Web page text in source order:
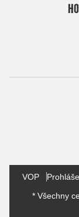
VOP
* Všechny